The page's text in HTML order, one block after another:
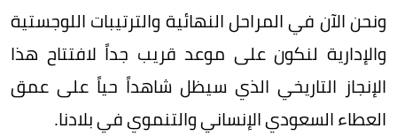
ونحن الآن في المراحل النهائية والترتيبات اللوجستية
والإدارية لنكون على موعد قريب جداً لافتتاح هذا
الإنجاز التاريخي الذي سيظل شاهداً حياً على عمق
العطاء السعودي الإنساني والتنموي في بلادنا.